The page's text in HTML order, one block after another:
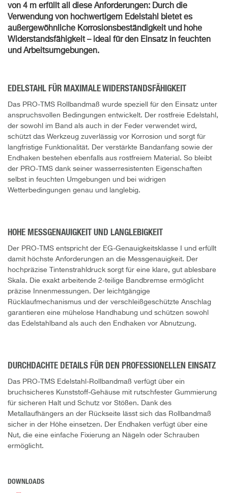
von 4 m erfüllt all diese Anforderungen: Durch die
Verwendung von hochwertigem Edelstahl bietet es
außergewöhnliche Korrosionsbeständigkeit und hohe
Widerstandsfähigkeit – ideal für den Einsatz in feuchten
und Arbeitsumgebungen.
EDELSTAHL FÜR MAXIMALE WIDERSTANDSFÄHIGKEIT
Das PRO-TMS Rollbandmaß wurde speziell für den Einsatz unter
anspruchsvollen Bedingungen entwickelt. Der rostfreie Edelstahl,
der sowohl im Band als auch in der Feder verwendet wird,
schützt das Werkzeug zuverlässig vor Korrosion und sorgt für
langfristige Funktionalität. Der verstärkte Bandanfang sowie der
Endhaken bestehen ebenfalls aus rostfreiem Material. So bleibt
der PRO-TMS dank seiner wasserresistenten Eigenschaften
selbst in feuchten Umgebungen und bei widrigen
Wetterbedingungen genau und langlebig.
HOHE MESSGENAUIGKEIT UND LANGLEBIGKEIT
Der PRO-TMS entspricht der EG-Genauigkeitsklasse I und erfüllt
damit höchste Anforderungen an die Messgenauigkeit. Der
hochpräzise Tintenstrahldruck sorgt für eine klare, gut ablesbare
Skala. Die exakt arbeitende 2-teilige Bandbremse ermöglicht
präzise Innenmessungen. Der leichtgängige
Rücklaufmechanismus und der verschleißgeschützte Anschlag
garantieren eine mühelose Handhabung und schützen sowohl
das Edelstahlband als auch den Endhaken vor Abnutzung.
DURCHDACHTE DETAILS FÜR DEN PROFESSIONELLEN EINSATZ
Das PRO-TMS Edelstahl-Rollbandmaß verfügt über ein
bruchsicheres Kunststoff-Gehäuse mit rutschfester Gummierung
für sicheren Halt und Schutz vor Stößen. Dank des
Metallaufhängers an der Rückseite lässt sich das Rollbandmaß
sicher in der Höhe einsetzen. Der Endhaken verfügt über eine
Nut, die eine einfache Fixierung an Nägeln oder Schrauben
ermöglicht.
DOWNLOADS